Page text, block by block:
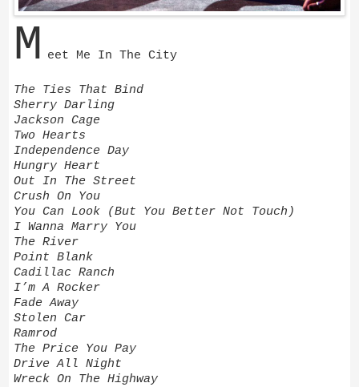
M eet Me In The City
The Ties That Bind
Sherry Darling
Jackson Cage
Two Hearts
Independence Day
Hungry Heart
Out In The Street
Crush On You
You Can Look (But You Better Not Touch)
I Wanna Marry You
The River
Point Blank
Cadillac Ranch
I’m A Rocker
Fade Away
Stolen Car
Ramrod
The Price You Pay
Drive All Night
Wreck On The Highway